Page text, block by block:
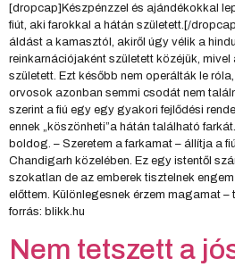
[dropcap]Készpénzzel és ajándékokkal
fiút, aki farokkal a hátán született.[/
áldást a kamasztól, akiről úgy vélik a
reinkarnációjaként született közéjük,
született. Ezt később nem operálták le
orvosok azonban semmi csodát nem
szerint a fiú egy egy gyakori fejlődési
ennek „köszönheti”a hátán található
boldog. – Szeretem a farkamat – állítja a
Chandigarh közelében. Ez egy istentől
szokatlan de az emberek tisztelnek
előttem. Különlegesnek érzem magamat
forrás: blikk.hu
Nem tetszett a